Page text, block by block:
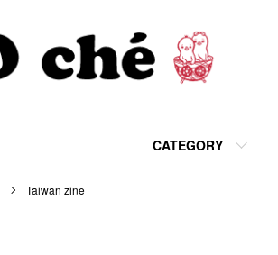
CATEGORY
Taiwan zine